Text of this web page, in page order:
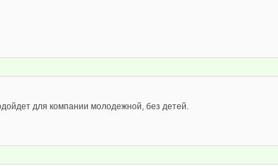
для компании молодежной, без детей.